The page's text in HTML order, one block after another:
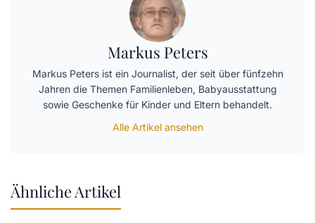
Markus Peters
Markus Peters ist ein Journalist, der seit über fünfzehn
Jahren die Themen Familienleben, Babyausstattung
sowie Geschenke für Kinder und Eltern behandelt.
Alle Artikel ansehen
Ähnliche Artikel